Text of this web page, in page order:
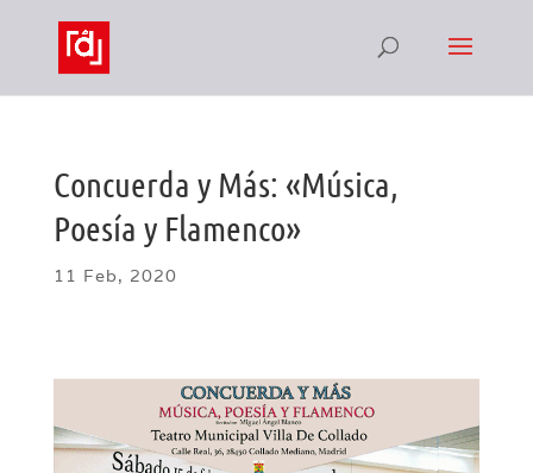
Concuerda y Más: «Música,
Poesía y Flamenco»
11 Feb, 2020